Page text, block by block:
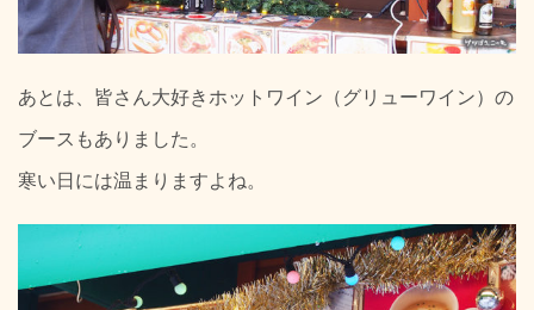
あとは、皆さん大好きホットワイン（グリューワイン）の
ブースもありました。
寒い日には温まりますよね。